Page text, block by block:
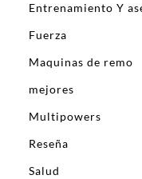
Entrenamiento Y
Fuerza
Maquinas de remo
mejores
Multipowers
Reseña
Salud